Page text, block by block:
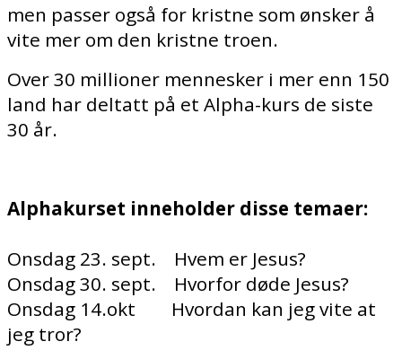
men passer også for kristne som ønsker å
vite mer om den kristne troen.
Over 30 millioner mennesker i mer enn 150
land har deltatt på et Alpha-kurs de siste
30 år.
Alphakurset inneholder disse temaer:
Onsdag 23. sept. Hvem er Jesus?
Onsdag 30. sept. Hvorfor døde Jesus?
Onsdag 14.okt Hvordan kan jeg vite at
jeg tror?